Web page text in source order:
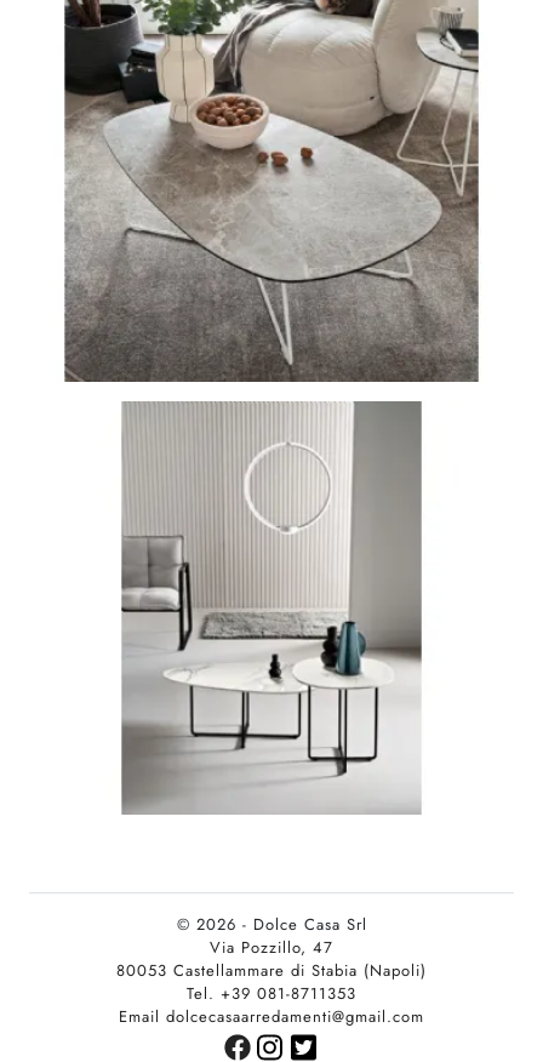
© 2026 - Dolce Casa Srl
Via Pozzillo, 47
80053 Castellammare di Stabia (Napoli)
Tel. +39 081-8711353
Email dolcecasaarredamenti@gmail.com